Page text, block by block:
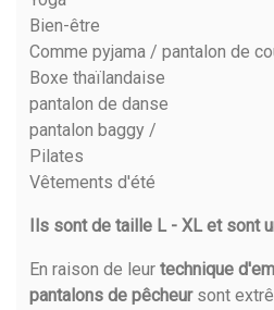
Bien-être
Comme pyjama / pantalon de
Boxe thaïlandaise
pantalon de danse
pantalon baggy /
Pilates
Vêtements d'été
Ils sont de taille L - XL et sont
En raison de leur technique
pantalons de pêcheur sont